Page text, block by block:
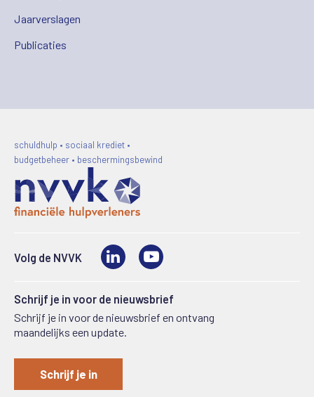
Jaarverslagen
Publicaties
schuldhulp • sociaal krediet •
budgetbeheer • beschermingsbewind
Volg de NVVK LinkedIn
Schrijf je in voor de nieuwsbrief
Schrijf je in voor de nieuwsbrief en ontvang
maandelijks een update.
Schrijf je in